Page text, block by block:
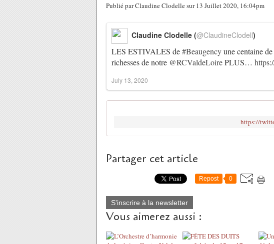
Publié par Claudine Clodelle sur 13 Juillet 2020, 16:04pm
LES ESTIVALES de#Beaugencyune centaine
richesses de notre @RCValdeLoirePLUS…
Claudine Clodelle (@ClaudineClodell)
July 13, 2020
https://
Partager cet article
Repost 0
S'inscrire à la newsletter
Vous aimerez aussi :